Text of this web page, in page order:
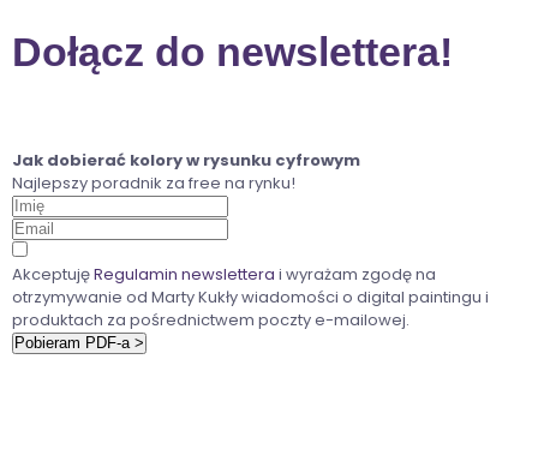
Dołącz do newslettera!
Jak dobierać kolory w rysunku cyfrowym
Najlepszy poradnik za free na rynku!
AkceptujęRegulamin newslettera i wyrażam zgodę na
otrzymywanie od Marty Kukły wiadomości o digital paintingu i
produktach za pośrednictwem poczty e-mailowej.
Pobieram PDF-a >